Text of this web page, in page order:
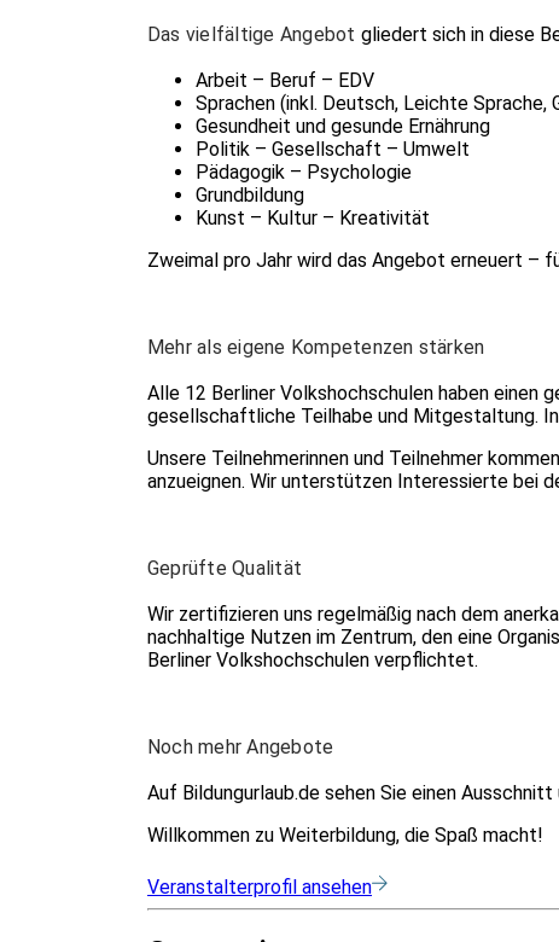
Das vielfältige Angebot gliedert sich in diese
Arbeit – Beruf – EDV
Sprachen (inkl. Deutsch, Leichte Sprache,
Gesundheit und gesunde Ernährung
Politik – Gesellschaft – Umwelt
Pädagogik – Psychologie
Grundbildung
Kunst – Kultur – Kreativität
Zweimal pro Jahr wird das Angebot erneuert –
Mehr als eigene Kompetenzen stärken
Alle 12 Berliner Volkshochschulen haben einen
gesellschaftliche Teilhabe und Mitgestaltung.
Unsere Teilnehmerinnen und Teilnehmer
anzueignen. Wir unterstützen Interessierte bei
Geprüfte Qualität
Wir zertifizieren uns regelmäßig nach dem
nachhaltige Nutzen im Zentrum, den eine
Berliner Volkshochschulen verpflichtet.
Noch mehr Angebote
Auf Bildungurlaub.de sehen Sie einen
Willkommen zu Weiterbildung, die Spaß macht!
Veranstalterprofil ansehen